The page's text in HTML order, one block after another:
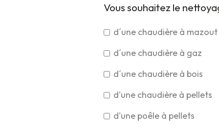
Vous souhaitez le
d´une chaudière à mazout
d´une chaudière à gaz
d´une chaudière à bois
d'une chaudière à pellets
d'une poêle à pellets